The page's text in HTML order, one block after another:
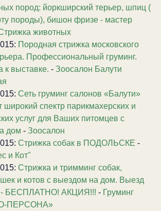
пород: йоркширский терьер, шпиц (
породы), бишон фризе - мастер
животных
Породная стрижка московского
Профессиональный груминг.
к выставке. - Зоосалон Балути
Сеть груминг салонов «Балути»
широкий спектр парикмахерских и
услуг для Ваших питомцев с
дом - Зоосалон
Стрижка собак в ПОДОЛЬСКЕ -
и Кот"
Стрижка и тримминг собак,
и котов с выездом на дом. Выезд
- БЕСПЛАТНО! АКЦИЯ!!! - Груминг
ПЕРСОНА»